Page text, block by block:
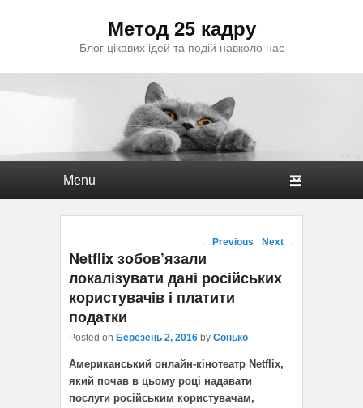
Метод 25 кадру
Блог цікавих ідей та подій навколо нас
Post navigation
← Previous Next →
Netflix зобов’язали
локалізувати дані російських
користувачів і платити
податки
Posted on Березень 2, 2016 by Сонько
Американський онлайн-кінотеатр Netflix,
який почав в цьому році надавати
послуги російським користувачам,